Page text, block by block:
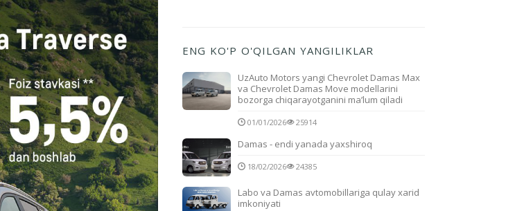
ENG KO'P O'QILGAN YANGILIKLAR
UzAuto Motors yangi Chevrolet Damas Max
va Chevrolet Damas Move modellarini
bozorga chiqarayotganini ma’lum qiladi
01/01/2026 25914
Damas - endi yanada yaxshiroq
18/02/2026 24385
Labo va Damas avtomobillariga qulay xarid
imkoniyati